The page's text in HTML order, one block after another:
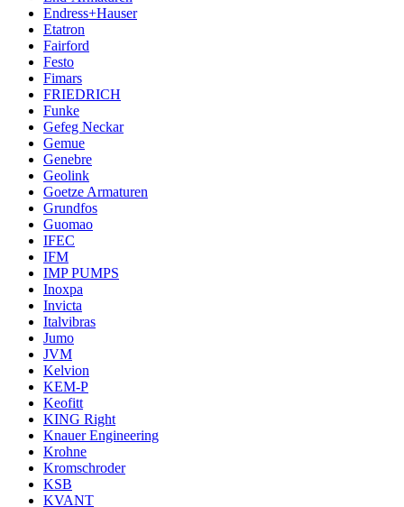
Endress+Hauser
Etatron
Fairford
Festo
Fimars
FRIEDRICH
Funke
Gefeg Neckar
Gemue
Genebre
Geolink
Goetze Armaturen
Grundfos
Guomao
IFEC
IFM
IMP PUMPS
Inoxpa
Invicta
Italvibras
Jumo
JVM
Kelvion
KEM-P
Keofitt
KING Right
Knauer Engineering
Krohne
Kromschroder
KSB
KVANT